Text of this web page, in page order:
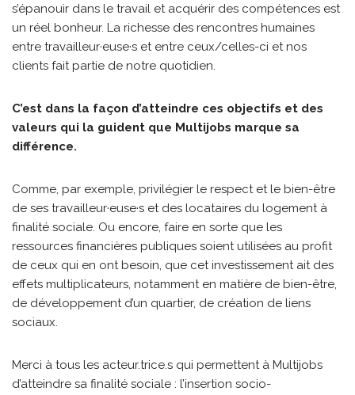
s’épanouir dans le travail et acquérir des compétences est
un réel bonheur. La richesse des rencontres humaines
entre travailleur·euse·s et entre ceux/celles-ci et nos
clients fait partie de notre quotidien.
C’est dans la façon d’atteindre ces objectifs et des
valeurs qui la guident que Multijobs marque sa
différence.
Comme, par exemple, privilégier le respect et le bien-être
de ses travailleur·euse·s et des locataires du logement à
finalité sociale. Ou encore, faire en sorte que les
ressources financières publiques soient utilisées au profit
de ceux qui en ont besoin, que cet investissement ait des
effets multiplicateurs, notamment en matière de bien-être,
de développement d’un quartier, de création de liens
sociaux.
Merci à tous les acteur.trice.s qui permettent à Multijobs
d’atteindre sa finalité sociale : l’insertion socio-